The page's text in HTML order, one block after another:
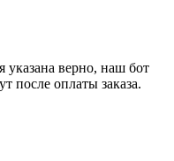
указана верно, наш бот
после оплаты заказа.